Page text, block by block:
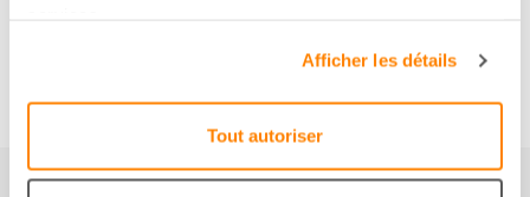
Afficher les détails
Tout autoriser